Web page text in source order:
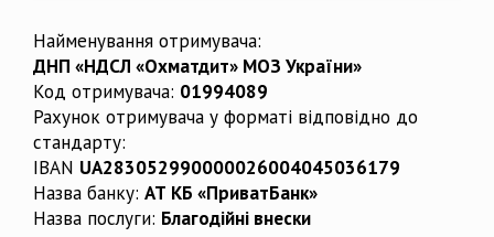
Найменування отримувача:
ДНП «НДСЛ «Охматдит» МОЗ України»
Код отримувача: 01994089
Рахунок отримувача у форматі відповідно до
стандарту:
IBAN UA283052990000026004045036179
Назва банку: АТ КБ «ПриватБанк»
Назва послуги: Благодійні внески